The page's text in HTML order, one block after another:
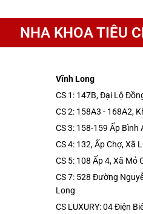
NHA KHOA TIÊU
Vĩnh Long
CS 1: 147B, Đại Lộ
CS 2: 158A3 - 168A2,
CS 3: 158-159 Ấp Bình
CS 4: 132, Ấp Chợ, Xã
CS 5: 108 Ấp 4, Xã Mỏ
CS 7: 528 Đường
Long
CS LUXURY: 04 Điện